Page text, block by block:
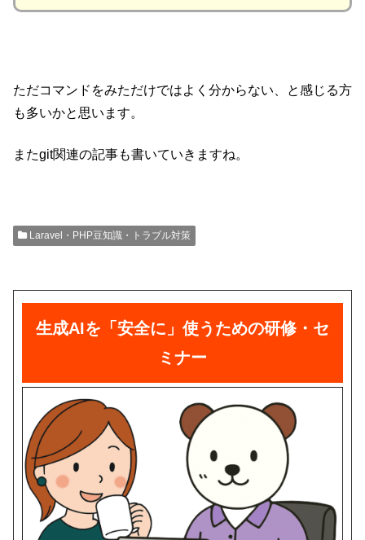
ただコマンドをみただけではよく分からない、と感じる方
も多いかと思います。
またgit関連の記事も書いていきますね。
Laravel・PHP豆知識・トラブル対策
生成AIを「安全に」使うための研修・セ
ミナー